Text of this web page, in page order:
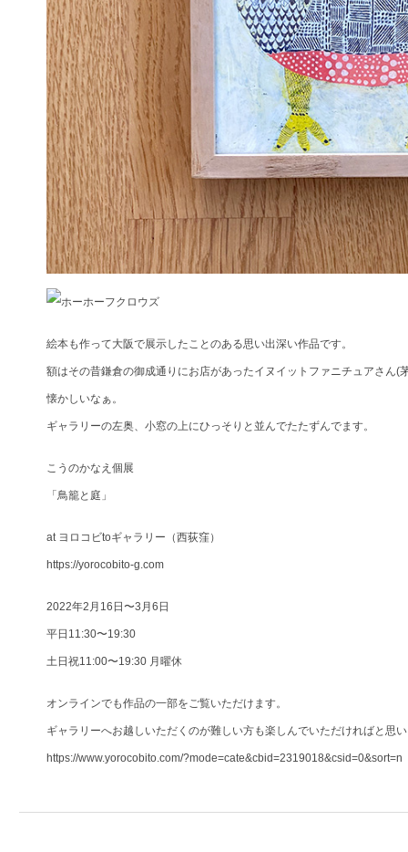
絵本も作って大阪で展示したことのある思い出深い作品です。
額はその昔鎌倉の御成通りにお店があったイヌイットファニチュアさん(
懐かしいなぁ。
ギャラリーの左奥、小窓の上にひっそりと並んでたたずんでます。
こうのかなえ個展
「鳥籠と庭」
at ヨロコビtoギャラリー（西荻窪）
https://yorocobito-g.com
2022年2月16日〜3月6日
平日11:30〜19:30
土日祝11:00〜19:30 月曜休
オンラインでも作品の一部をご覧いただけます。
ギャラリーへお越しいただくのが難しい方も楽しんでいただければと思
https://www.yorocobito.com/?mode=cate&cbid=2319018&csid=0&sort=n